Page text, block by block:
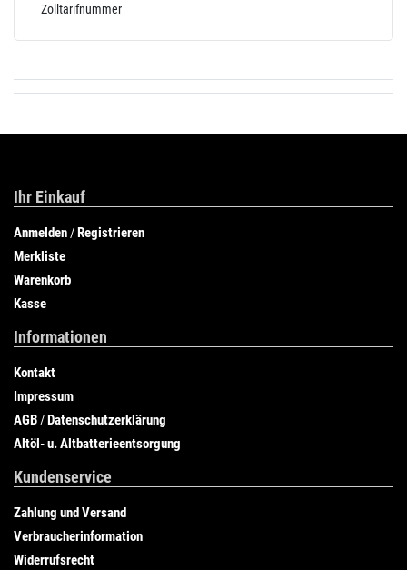
Zolltarifnummer
Ihr Einkauf
Anmelden /Registrieren
Merkliste
Warenkorb
Kasse
Informationen
Kontakt
Impressum
AGB /Datenschutzerklärung
Altöl- u. Altbatterieentsorgung
Kundenservice
Zahlung und Versand
Verbraucherinformation
Widerrufsrecht